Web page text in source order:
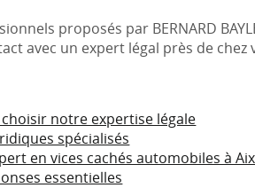
proposés par BERNARD
avec un expert légal près de chez
notre expertise légale
spécialisés
en vices cachés automobiles à
essentielles